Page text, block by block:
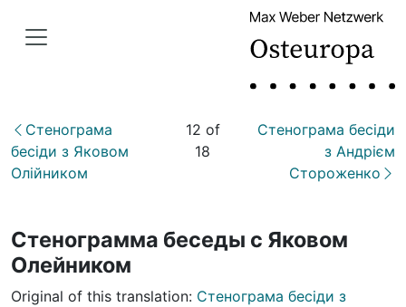
Стенограма
бесіди з Яковом
Олійником
12 of
18
Стенограма бесіди
з Андрієм
Стороженко
Стенограмма беседы с Яковом
Олейником
Original of this translation: Стенограма бесіди з